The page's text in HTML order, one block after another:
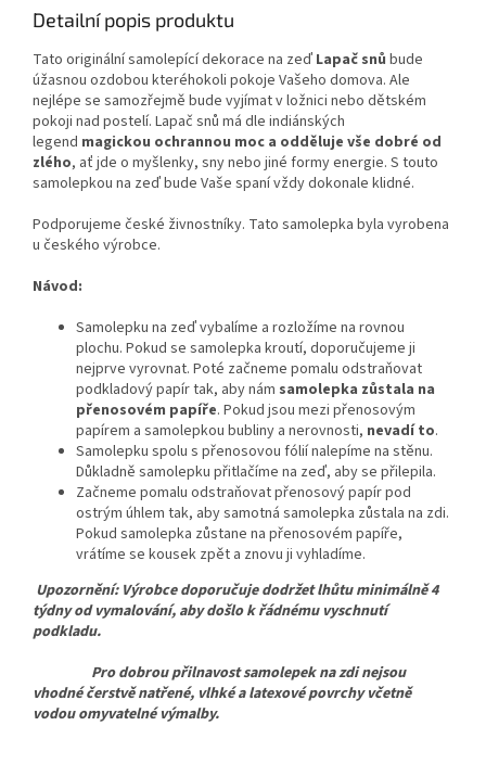
Detailní popis produktu
Tato originální samolepící dekorace na zeď Lapač snů bude
úžasnou ozdobou kteréhokoli pokoje Vašeho domova. Ale
nejlépe se samozřejmě bude vyjímat v ložnici nebo dětském
pokoji nad postelí. Lapač snů má dle indiánských
legend magickou ochrannou moc a odděluje vše dobré od
zlého, ať jde o myšlenky, sny nebo jiné formy energie. S touto
samolepkou na zeď bude Vaše spaní vždy dokonale klidné.
Podporujeme české živnostníky. Tato samolepka byla vyrobena
u českého výrobce.
Návod:
Samolepku na zeď vybalíme a rozložíme na rovnou
plochu. Pokud se samolepka kroutí, doporučujeme ji
nejprve vyrovnat. Poté začneme pomalu odstraňovat
podkladový papír tak, aby nám samolepka zůstala na
přenosovém papíře. Pokud jsou mezi přenosovým
papírem a samolepkou bubliny a nerovnosti, nevadí to.
Samolepku spolu s přenosovou fólií nalepíme na stěnu.
Důkladně samolepku přitlačíme na zeď, aby se přilepila.
Začneme pomalu odstraňovat přenosový papír pod
ostrým úhlem tak, aby samotná samolepka zůstala na zdi.
Pokud samolepka zůstane na přenosovém papíře,
vrátíme se kousek zpět a znovu ji vyhladíme.
Upozornění: Výrobce doporučuje dodržet lhůtu minimálně 4
týdny od vymalování, aby došlo k řádnému vyschnutí
podkladu.
Pro dobrou přilnavost samolepek na zdi nejsou
vhodné čerstvě natřené, vlhké a latexové povrchy včetně
vodou omyvatelné výmalby.